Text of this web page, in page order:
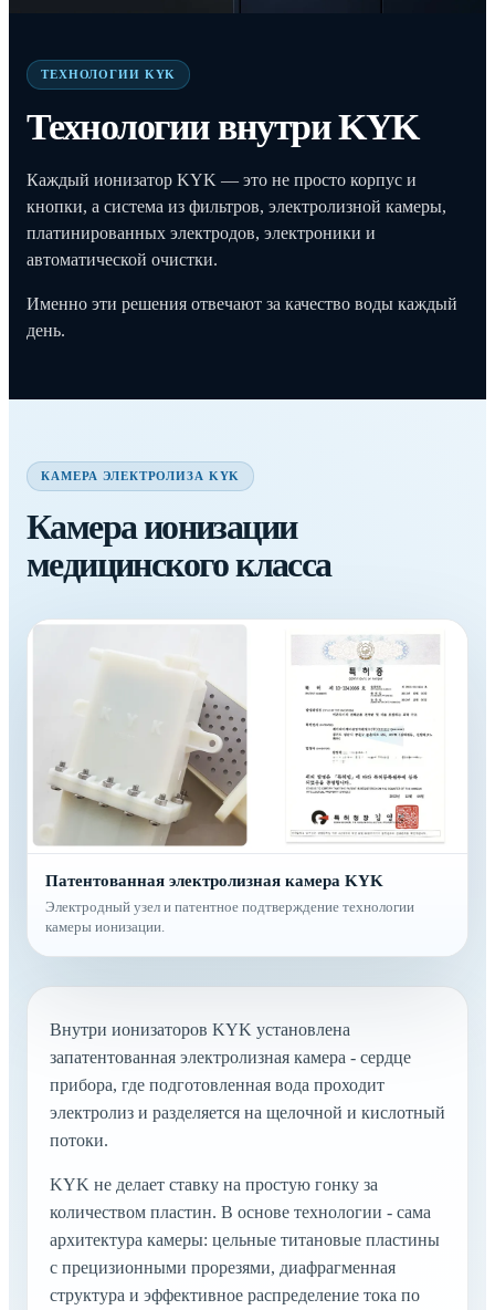
ТЕХНОЛОГИИ KYK
Технологии внутри KYK
Каждый ионизатор KYK — это не просто корпус и
кнопки, а система из фильтров, электролизной камеры,
платинированных электродов, электроники и
автоматической очистки.
Именно эти решения отвечают за качество воды каждый
день.
КАМЕРА ЭЛЕКТРОЛИЗА KYK
Камера ионизации
медицинского класса
Патентованная электролизная камера KYK
Электродный узел и патентное подтверждение технологии
камеры ионизации.
Внутри ионизаторов KYK установлена
запатентованная электролизная камера - сердце
прибора, где подготовленная вода проходит
электролиз и разделяется на щелочной и кислотный
потоки.
KYK не делает ставку на простую гонку за
количеством пластин. В основе технологии - сама
архитектура камеры: цельные титановые пластины
с прецизионными прорезями, диафрагменная
структура и эффективное распределение тока по